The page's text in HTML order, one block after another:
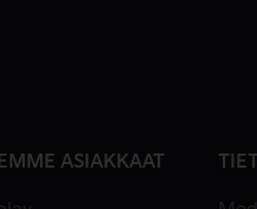
ASIAKKAAT